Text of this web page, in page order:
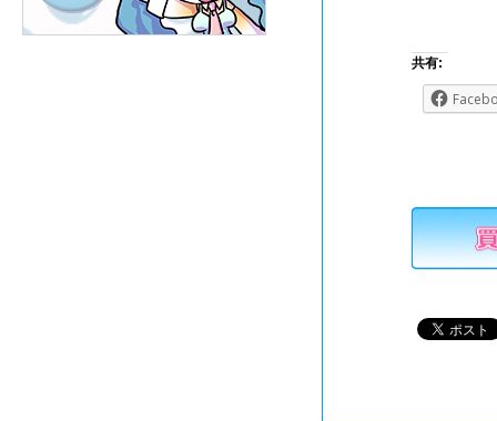
共有: